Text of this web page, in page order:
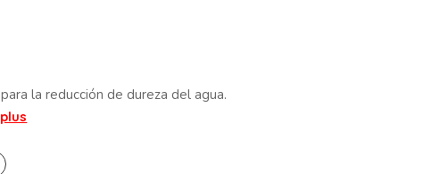
la reducción de dureza del agua.